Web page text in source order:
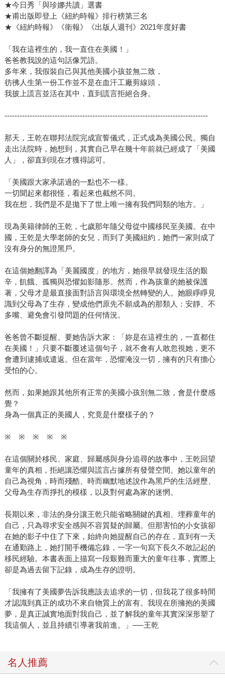
讓人不禁想，事隔多年，何必書寫早已拋諸腦後的事？黑戶
的身分是王乾人生當中最深沉的祕密，而現已是成功律師的
她，大可將不算光彩的過去埋藏一輩子。但若要守密，代價
會是什麼？──即是自我欺騙、謊言的疊加，而她早已知曉，
祕密的威力不可領教。 於是，書寫成了最終的應對方式。在
紐約市漫長的通勤過程中，王乾在手機備忘錄上一點一點寫
下長久不願回想的回憶，一回神，就已寫成了一本書的長
度。她知道，如果不寫下來，過去一切不會留有紀錄供查
時，首要反應是趕快轉身逃跑。 更進一步說，在書寫中，王
乾意識到的是，她必須自己寫下生存的證明。她必須自己照
亮來時路，才有可能點亮前路。而這不僅為了她自己，也是
中僅書寫童年，為的就是去強調、放大檢視真正影響她人生
的關鍵時光，讓這段時光確實被看見。她不寫「我的成功之
路」這樣的故事，正是因為她深知，那樣的敘事對她而言即
便現實卻不真實。要真正誠實地面對自己，即便難堪、即便
狼狽──本書讓我們看見人性中的勇敢與韌性。
★今日秀「與珍娜共讀」選書
★甫出版即登上《紐約時報》排行榜第三名
★《紐約時報》《衛報》《出版人週刊》2021年度好書
「我在這裡生的，我一直住在美國！」
爸爸教我說的這句話像咒語。
多年來，我假裝自己與其他美國小孩並無二致，
彷彿人生第一份工作並不是在血汗工廠剪線頭，
我披上謊言並活在其中，直到謊言拒絕合身。
---------------------------------------------------------------------------------
那天，王乾在聯邦法院完成宣誓儀式，正式成為美國公民。獨自
走出法院時，她想到，其實自己早在幾十年前就已經成了「美國
人」，卻直到現在才獲得認可。
「美國跟大家承諾過的一點也不一樣。
一切聞起來都很怪，看起來也截然不同。
我在想，我們是不是拋下了世上唯一擁有我們同類的地方。」
現為美籍律師的王乾，七歲那年隨父母從中國移民至美國。在中
國，王乾是大學老師的女兒，而到了美國紐約，她們一家則成了
沒有身分的無證黑戶。
在這個她翻譯為「美麗國度」的地方，她很早就發現生活的艱
辛，飢餓、孤獨與恐懼如影隨形。然而，作為孩童的她被保護
著，父母才是最直接面對語言與環境全然轉變的人。她眼睜睜見
識到父母為了生存，變成他們原先不願成為的那類人：安靜、不
多嘴、避免會引發問題的任何情況。
爸爸曾不斷提醒、要她告訴大家：「妳是在這裡生的，一直都住
在美國！」只要不斷覆述這個句子，就不會有人敢忽視她，更不
會遭到逮捕或遣返。但在當年，恐懼淹沒一切，擁有的只有擔心
受怕的心。
然而，如果她跟其他所有正常的美國小孩別無二致，會是什麼感
覺？
身為一個真正的美國人，究竟是什麼樣子的？
※ ※ ※ ※ ※
在這個關於移民、家庭、歸屬感與身分追尋的故事中，王乾回望
童年的真相，拒絕讓恐懼與謊言占據所有發聲空間。她以童年的
自己為視角，時而殘酷、時而幽默地述說作為黑戶的生活經歷、
父母為生存而掙扎的模樣，以及對何處為家的迷惘。
長期以來，非法的身分讓王乾只能省略關鍵的真相、埋葬童年的
自己，只為尋求安全感與不容質疑的歸屬。但那害怕的小女孩卻
在她的影子中住了下來，始終向她提醒自己的存在，直到有一天
在通勤路上，她打開手機備忘錄，一字一句寫下長久不敢記起的
移民經驗。本書表面上描寫一段艱難而重大的童年往事，實際上
卻是為過去留下記錄，成為生存的證明。
「我擁有了美國夢告訴我應該去追求的一切，但我花了很多時間
才認識到真正的成功不來自物質上的富有。我現在所擁抱的美國
夢，是真正誠實地面對我自己，並了解我的童年其實深深形塑了
我這個人，並且持續引導著我前進。」──王乾
名人推薦